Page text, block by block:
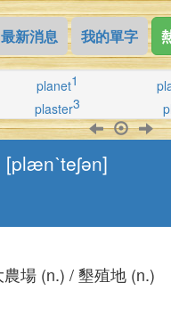
最新消息 我的單字
planet1
plaster3
[plænˋteʃən]
農場 (n.) / 墾殖地 (n.)